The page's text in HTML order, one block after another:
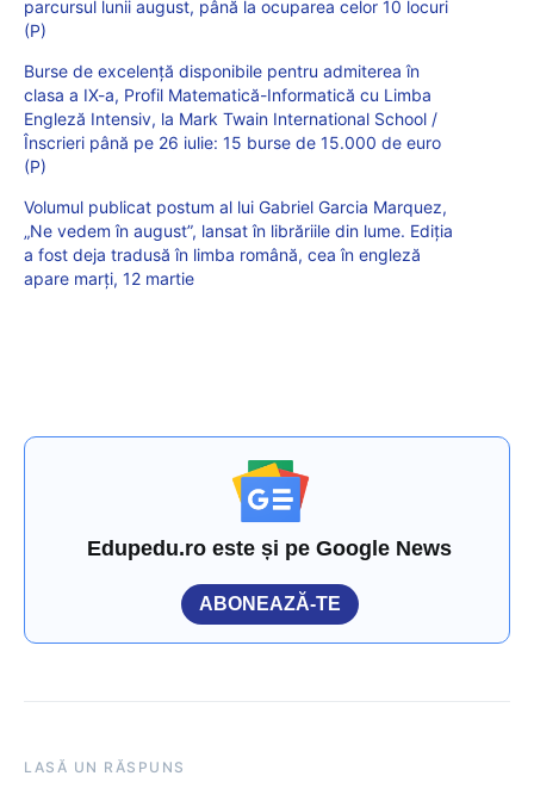
parcursul lunii august, până la ocuparea celor 10 locuri
(P)
Burse de excelență disponibile pentru admiterea în
clasa a IX-a, Profil Matematică-Informatică cu Limba
Engleză Intensiv, la Mark Twain International School /
Înscrieri până pe 26 iulie: 15 burse de 15.000 de euro
(P)
Volumul publicat postum al lui Gabriel Garcia Marquez,
„Ne vedem în august”, lansat în librăriile din lume. Ediția
a fost deja tradusă în limba română, cea în engleză
apare marți, 12 martie
Edupedu.ro este și pe Google News
ABONEAZĂ-TE
LASĂ UN RĂSPUNS